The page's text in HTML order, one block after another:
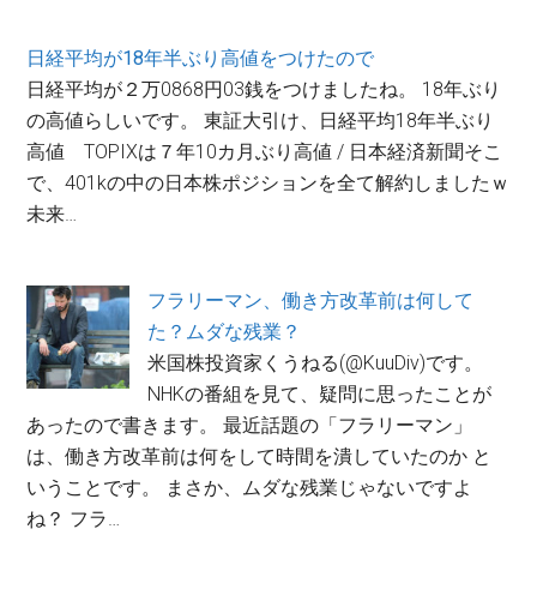
日経平均が18年半ぶり高値をつけたので
日経平均が２万0868円03銭をつけましたね。 18年ぶり
の高値らしいです。 東証大引け、日経平均18年半ぶり
高値 TOPIXは７年10カ月ぶり高値 / 日本経済新聞そこ
で、401kの中の日本株ポジションを全て解約しましたｗ
未来…
フラリーマン、働き方改革前は何して
た？ムダな残業？
米国株投資家くうねる(@KuuDiv)です。
NHKの番組を見て、疑問に思ったことが
あったので書きます。 最近話題の「フラリーマン」
は、働き方改革前は何をして時間を潰していたのか と
いうことです。 まさか、ムダな残業じゃないですよ
ね？ フラ…